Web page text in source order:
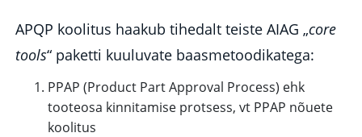
APQP koolitus haakub tihedalt teiste AIAG „core
tools“ paketti kuuluvate baasmetoodikatega:
PPAP (Product Part Approval Process) ehk
tooteosa kinnitamise protsess, vt PPAP nõuete
koolitus